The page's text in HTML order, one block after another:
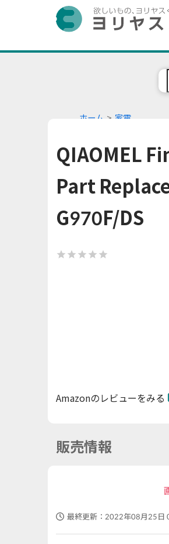
ホーム 家電
QIAOMEL
Part
G970F/DS
Amazonのレビューをみる
販売情報
最終更新： 2022年08月25日